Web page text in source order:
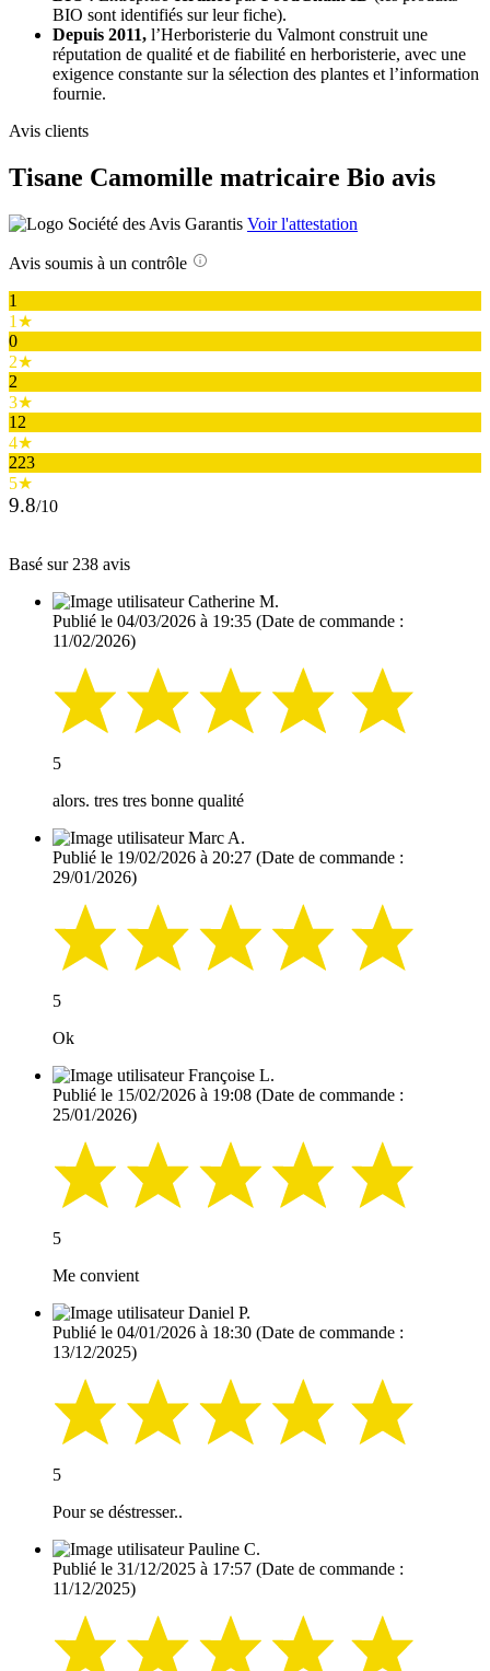
BIO sont identifiés sur leur fiche).
Depuis 2011, l’Herboristerie du Valmont construit une
réputation de qualité et de fiabilité en herboristerie, avec une
exigence constante sur la sélection des plantes et l’information
fournie.
Avis clients
Tisane Camomille matricaire Bio avis
Voir l'attestation
Avis soumis à un contrôle
1
1★
0
2★
2
3★
12
4★
223
5★
9.8/10
Basé sur 238 avis
Catherine M.
Publié le 04/03/2026 à 19:35 (Date de commande :
11/02/2026)
5
alors. tres tres bonne qualité
Marc A.
Publié le 19/02/2026 à 20:27 (Date de commande :
29/01/2026)
5
Ok
Françoise L.
Publié le 15/02/2026 à 19:08 (Date de commande :
25/01/2026)
5
Me convient
Daniel P.
Publié le 04/01/2026 à 18:30 (Date de commande :
13/12/2025)
5
Pour se déstresser..
Pauline C.
Publié le 31/12/2025 à 17:57 (Date de commande :
11/12/2025)